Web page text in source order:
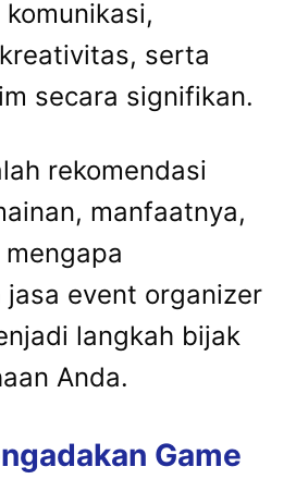
serta
secara signifikan.
rekomendasi
manfaatnya,
jasa event organizer
langkah bijak
Anda.
Game